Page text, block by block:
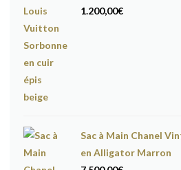
1.200,00€
Sac à Main Chanel
en Alligator Marron